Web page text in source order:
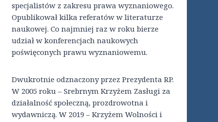
specjalistów z zakresu prawa wyznaniowego.
Opublikował kilka referatów w literaturze
naukowej. Co najmniej raz w roku bierze
udział w konferencjach naukowych
poświęconych prawu wyznaniowemu.
Dwukrotnie odznaczony przez Prezydenta RP.
W 2005 roku – Srebrnym Krzyżem Zasługi za
działalność społeczną, prozdrowotna i
wydawniczą. W 2019 – Krzyżem Wolności i